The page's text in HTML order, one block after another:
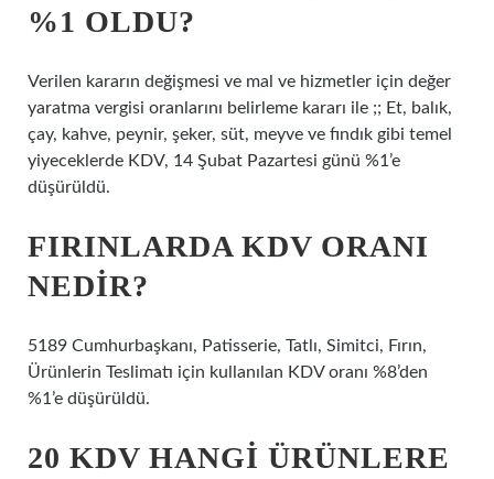
%1 OLDU?
Verilen kararın değişmesi ve mal ve hizmetler için değer
yaratma vergisi oranlarını belirleme kararı ile ;; Et, balık,
çay, kahve, peynir, şeker, süt, meyve ve fındık gibi temel
yiyeceklerde KDV, 14 Şubat Pazartesi günü %1’e
düşürüldü.
FIRINLARDA KDV ORANI
NEDIR?
5189 Cumhurbaşkanı, Patisserie, Tatlı, Simitci, Fırın,
Ürünlerin Teslimatı için kullanılan KDV oranı %8’den
%1’e düşürüldü.
20 KDV HANGI ÜRÜNLERE